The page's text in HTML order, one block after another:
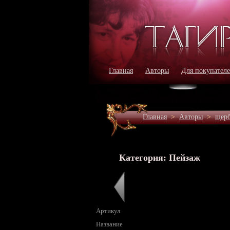
Главная Авторы Для
Главная>Авторы>
Категория: Пейзаж
Артикул
Название